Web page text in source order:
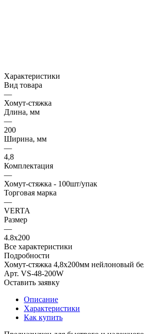
Характеристики
Вид товара
—
Хомут-стяжка
Длина, мм
—
200
Ширина, мм
—
4,8
Комплектация
—
Хомут-стяжка - 100шт/упак
Торговая марка
—
VERTA
Размер
—
4.8х200
Все характеристики
Подробности
Хомут-стяжка 4,8х200мм нейлоновый
Арт. VS-48-200W
Оставить заявку
Описание
Характеристики
Как купить